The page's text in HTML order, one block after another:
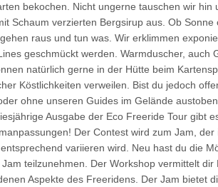
bekochen. Nicht ungerne tauschen wir hin
Schaum verzierten Bergsirup aus. Ob
raus und tun was. Wir erklimmen
geschmückt werden. Warmduscher, auch
natürlich gerne in der Hütte beim
Köstlichkeiten verweilen. Bist du jedoch
ohne unseren Guides im Gelände
Ausgabe der Eco Freeride Tour gibt
Der Contest wird zum Jam,
variieren wird. Neu hast du die
teilzunehmen. Der Workshop vermittelt dir
Aspekte des Freeridens. Der Jam bietet